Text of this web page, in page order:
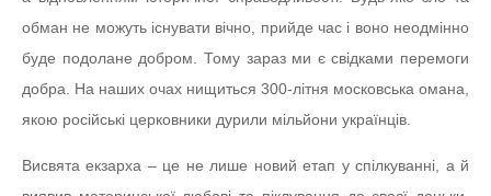
обман не можуть існувати вічно, прийде час і воно неодмінно
буде подолане добром. Тому зараз ми є свідками перемоги
добра. На наших очах нищиться 300-літня московська омана,
якою російські церковники дурили мільйони українців.
Висвята екзарха – це не лише новий етап у спілкуванні, а й